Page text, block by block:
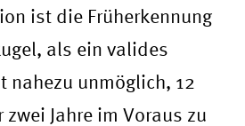
ist die Früherkennung
als ein valides
nahezu unmöglich, 12
Jahre im Voraus zu